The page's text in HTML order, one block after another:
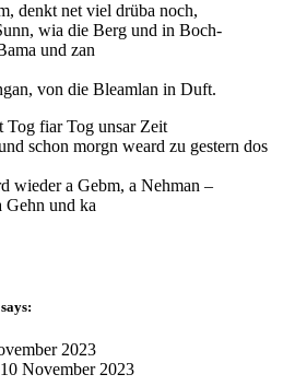
denkt net viel drüba noch,
wia die Berg und in Boch-
und zan
von die Bleamlan in Duft.
Tog fiar Tog unsar Zeit
schon morgn weard zu gestern dos
wieder a Gebm, a Nehman –
Gehn und ka
says:
2023
10 November 2023